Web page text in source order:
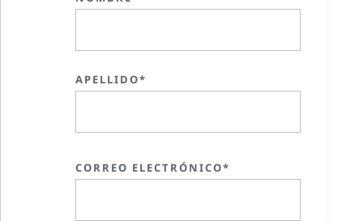
APELLIDO*
CORREO ELECTRÓNICO*